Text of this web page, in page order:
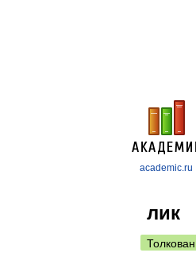
academic.ru
лик